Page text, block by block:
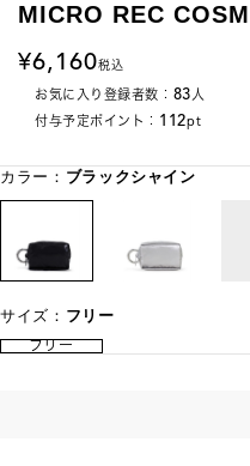
MICRO REC COSM
6,160税込
お気に入り登録者数： 83人
付与予定ポイント： 112pt
カラー： ブラックシャイン
サイズ： フリー
フリー